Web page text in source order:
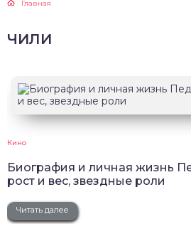
Главная
ЧИЛИ
Кино
Биография и личная жизнь
рост и вес, звездные роли
Читать далее